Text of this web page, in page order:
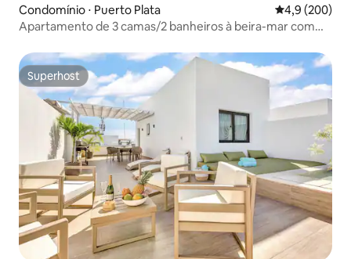
Condomínio ⋅ Puerto Plata 4,9 de uma
4,9 (200)
Apartamento de 3 camas/2 banheiros à beira-mar com
Superhost
Superhost